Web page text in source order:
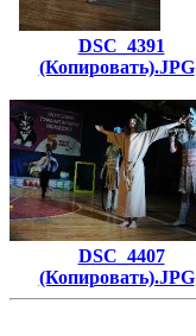
DSC_4391
(Копировать).JPG
DSC_4407
(Копировать).JPG